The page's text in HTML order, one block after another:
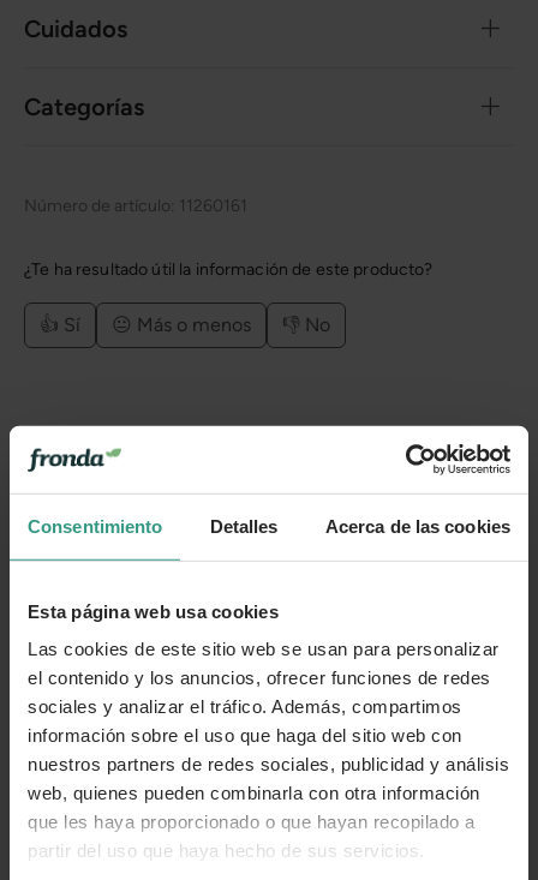
Consentimiento Detalles Acerca de las cookies
Esta página web usa cookies
Las cookies de este sitio web se usan para personalizar
el contenido y los anuncios, ofrecer funciones de redes
sociales y analizar el tráfico. Además, compartimos
información sobre el uso que haga del sitio web con
nuestros partners de redes sociales, publicidad y análisis
web, quienes pueden combinarla con otra información
que les haya proporcionado o que hayan recopilado a
partir del uso que haya hecho de sus servicios.
Cuidados
Categorías
Número de artículo: 11260161
¿Te ha resultado útil la información de este producto?
👍 Sí 😐 Más o menos 👎 No